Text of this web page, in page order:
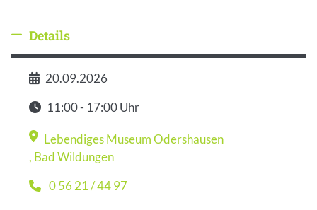
Details ausblenden
Details
Datum
20.09.2026
Zeit
11:00 - 17:00 Uhr
Veranstaltungsort
Lebendiges Museum Odershausen
, Bad Wildungen
Telefon
0 56 21 / 44 97